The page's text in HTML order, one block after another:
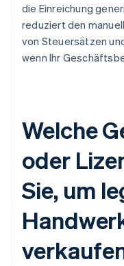
die Einreichung
reduziert den
von Steuersätzen
wenn Ihr
Welche
oder
Sie, um